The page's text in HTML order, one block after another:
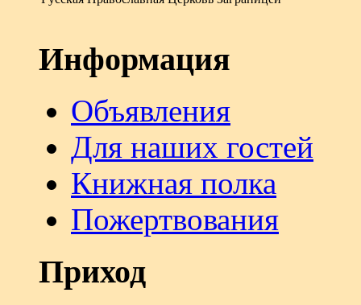
Информация
Объявления
Для наших гостей
Книжная полка
Пожертвования
Приход